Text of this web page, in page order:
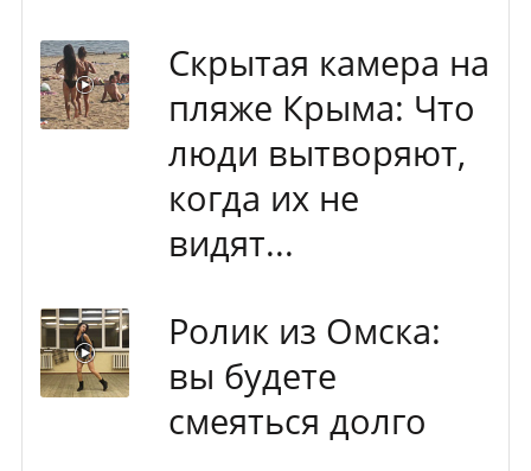
Скрытая камера на
пляже Крыма: Что
люди вытворяют,
когда их не
видят...
Ролик из Омска:
вы будете
смеяться долго